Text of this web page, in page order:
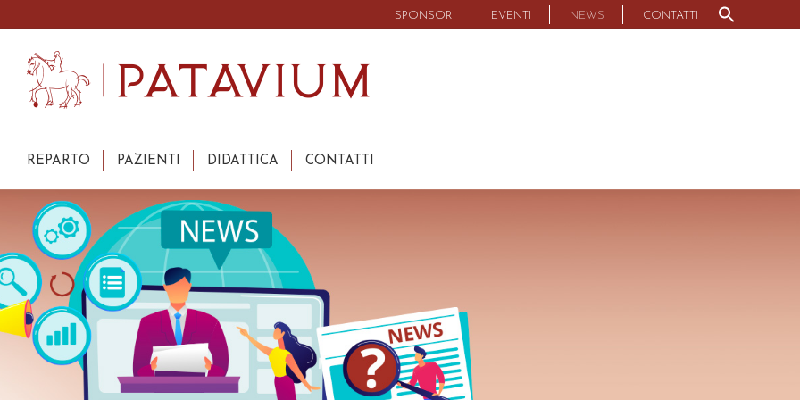
SPONSOR EVENTI NEWS CONTATTI
for:
REPARTO PAZIENTI DIDATTICA CONTATTI